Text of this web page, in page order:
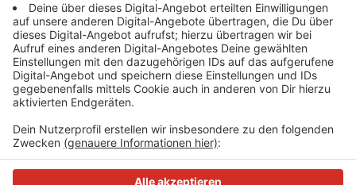
Anzeige
Anzeige